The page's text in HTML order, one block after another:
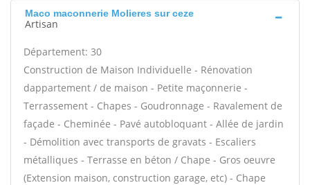
Maco maconnerie Molieres sur ceze
Artisan
Département: 30
Construction de Maison Individuelle - Rénovation
dappartement / de maison - Petite maçonnerie -
Terrassement - Chapes - Goudronnage - Ravalement de
façade - Cheminée - Pavé autobloquant - Allée de jardin
- Démolition avec transports de gravats - Escaliers
métalliques - Terrasse en béton / Chape - Gros oeuvre
(Extension maison, construction garage, etc) - Chape